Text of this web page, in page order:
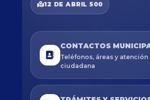
12 DE ABRIL 500
CONTACTOS
Teléfonos, áreas y atención
ciudadana